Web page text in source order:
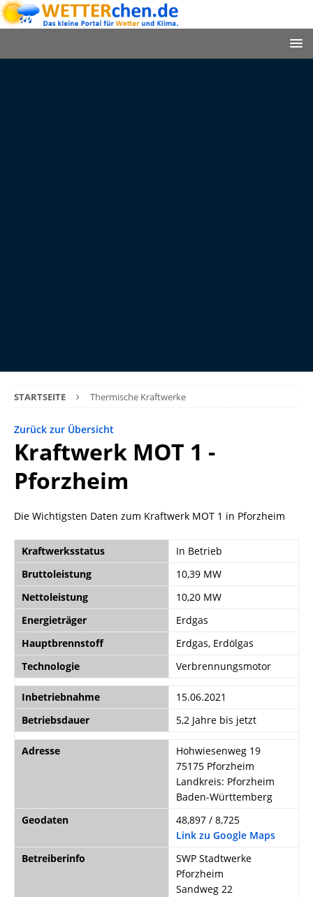
STARTSEITE Thermische Kraftwerke
Zurück zur Übersicht
Kraftwerk MOT 1 -
Pforzheim
Die Wichtigsten Daten zum Kraftwerk MOT 1 in Pforzheim
Kraftwerksstatus
In Betrieb
Bruttoleistung
10,39 MW
Nettoleistung
10,20 MW
Energieträger
Erdgas
Hauptbrennstoff
Erdgas, Erdölgas
Technologie
Verbrennungsmotor
Inbetriebnahme
15.06.2021
Betriebsdauer
5,2 Jahre bis jetzt
Adresse
Hohwiesenweg 19
75175 Pforzheim
Landkreis: Pforzheim
Baden-Württemberg
Geodaten
48,897 / 8,725
Link zu Google Maps
Betreiberinfo
SWP Stadtwerke
Pforzheim
Sandweg 22